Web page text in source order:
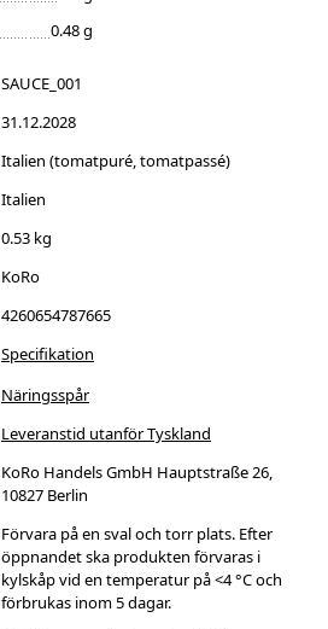
0.48 g
SAUCE_001
31.12.2028
Italien (tomatpuré, tomatpassé)
Italien
0.53 kg
KoRo
4260654787665
Specifikation
Näringsspår
Leveranstid utanför Tyskland
KoRo Handels GmbH Hauptstraße 26,
10827 Berlin
Förvara på en sval och torr plats. Efter
öppnandet ska produkten förvaras i
kylskåp vid en temperatur på <4 °C och
förbrukas inom 5 dagar.